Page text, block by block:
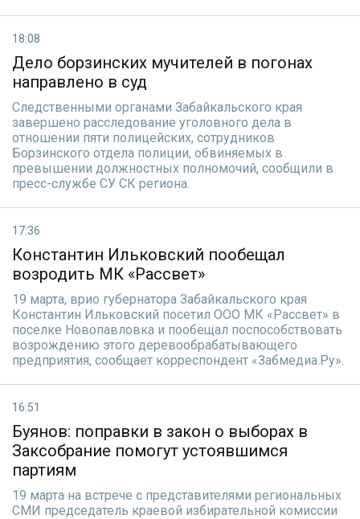
18:08
Дело борзинских мучителей в погонах
направлено в суд
Следственными органами Забайкальского края
завершено расследование уголовного дела в
отношении пяти полицейских, сотрудников
Борзинского отдела полиции, обвиняемых в
превышении должностных полномочий, сообщили в
пресс-службе СУ СК региона.
17:36
Константин Ильковский пообещал
возродить МК «Рассвет»
19 марта, врио губернатора Забайкальского края
Константин Ильковский посетил ООО МК «Рассвет» в
поселке Новопавловка и пообещал поспособствовать
возрождению этого деревообрабатывающего
предприятия, сообщает корреспондент «Забмедиа.Ру».
16:51
Буянов: поправки в закон о выборах в
Заксобрание помогут устоявшимся
партиям
19 марта на встрече с представителями региональных
СМИ председатель краевой избирательной комиссии